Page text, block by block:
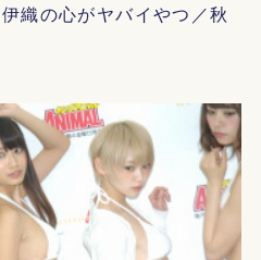
織の心がヤバイやつ／秋